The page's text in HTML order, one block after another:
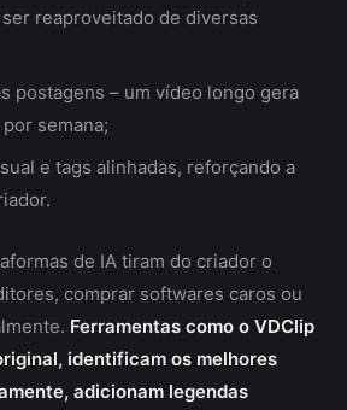
reaproveitado de diversas
postagens – um vídeo longo gera
semana;
e tags alinhadas, reforçando a
de IA tiram do criador o
comprar softwares caros ou
Ferramentas como o VDClip
identificam os melhores
adicionam legendas